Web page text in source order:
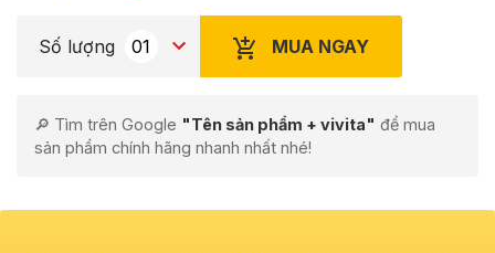
Số lượng MUA NGAY
🔎 Tìm trên Google "Tên sản phẩm + vivita" để mua
sản phẩm chính hãng nhanh nhất nhé!